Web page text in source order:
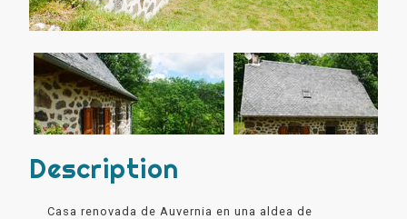
Description
Casa renovada de Auvernia en una aldea de